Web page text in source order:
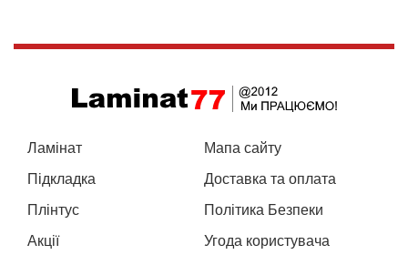
Ламінат
Підкладка
Плінтус
Акції
Мапа сайту
Доставка та оплата
Політика Безпеки
Угода користувача